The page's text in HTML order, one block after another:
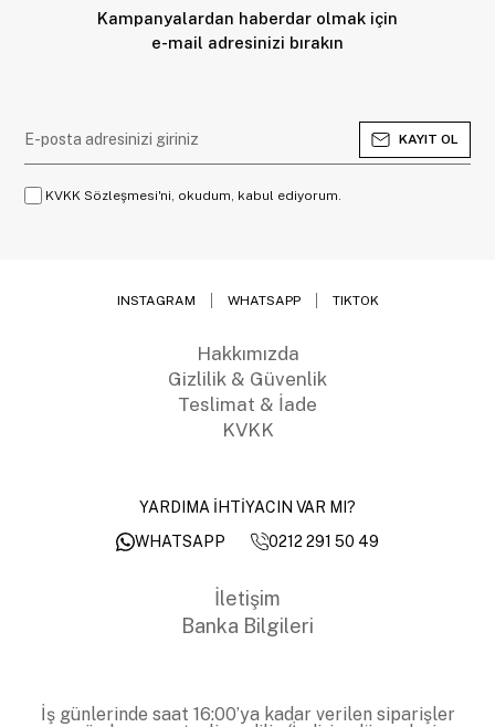
Kampanyalardan haberdar olmak için
e-mail adresinizi bırakın
KAYIT OL
KVKK Sözleşmesi'ni, okudum, kabul ediyorum.
INSTAGRAM WHATSAPP TIKTOK
Hakkımızda
Gizlilik & Güvenlik
Teslimat & İade
KVKK
YARDIMA İHTİYACIN VAR MI?
WHATSAPP
0212 291 50 49
İletişim
Banka Bilgileri
İş günlerinde saat 16:00’ya kadar verilen siparişler